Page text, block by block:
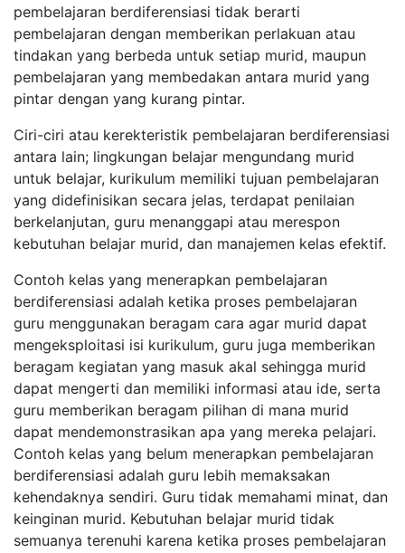
pembelajaran berdiferensiasi tidak berarti
pembelajaran dengan memberikan perlakuan atau
tindakan yang berbeda untuk setiap murid, maupun
pembelajaran yang membedakan antara murid yang
pintar dengan yang kurang pintar.
Ciri-ciri atau kerekteristik pembelajaran berdiferensiasi
antara lain; lingkungan belajar mengundang murid
untuk belajar, kurikulum memiliki tujuan pembelajaran
yang didefinisikan secara jelas, terdapat penilaian
berkelanjutan, guru menanggapi atau merespon
kebutuhan belajar murid, dan manajemen kelas efektif.
Contoh kelas yang menerapkan pembelajaran
berdiferensiasi adalah ketika proses pembelajaran
guru menggunakan beragam cara agar murid dapat
mengeksploitasi isi kurikulum, guru juga memberikan
beragam kegiatan yang masuk akal sehingga murid
dapat mengerti dan memiliki informasi atau ide, serta
guru memberikan beragam pilihan di mana murid
dapat mendemonstrasikan apa yang mereka pelajari.
Contoh kelas yang belum menerapkan pembelajaran
berdiferensiasi adalah guru lebih memaksakan
kehendaknya sendiri. Guru tidak memahami minat, dan
keinginan murid. Kebutuhan belajar murid tidak
semuanya terenuhi karena ketika proses pembelajaran